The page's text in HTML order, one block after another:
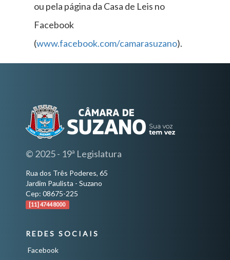
ou pela página da Casa de Leis no
Facebook
(www.facebook.com/camarasuzano).
© 2025 - 19ª Legislatura
Rua dos Três Poderes, 65
Jardim Paulista - Suzano
Cep: 08675-225
[11] 4744 8000
REDES SOCIAIS
Facebook